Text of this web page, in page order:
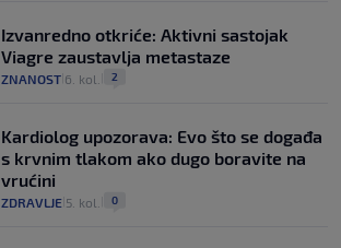
Izvanredno otkriće: Aktivni sastojak
Viagre zaustavlja metastaze
ZNANOST 6. kol. 2
Kardiolog upozorava: Evo što se događa
s krvnim tlakom ako dugo boravite na
vrućini
ZDRAVLJE 5. kol. 0